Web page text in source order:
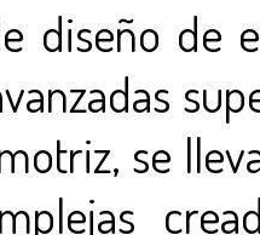
diseño de
se